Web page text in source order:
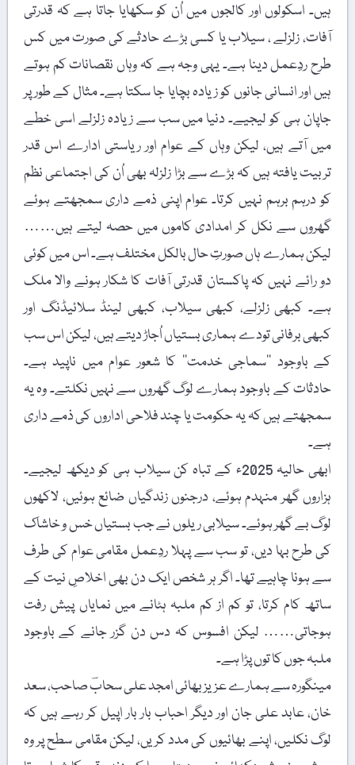
ہیں۔ اسکولوں اور کالجوں میں اُن کو سکھایا جاتا ہے کہ قدرتی
آفات، زلزلے ، سیلاب یا کسی بڑے حادثے کی صورت میں کس
طرح ردِعمل دینا ہے۔ یہی وجہ ہے کہ وہاں نقصانات کم ہوتے
ہیں اور انسانی جانوں کو زیادہ بچایا جا سکتا ہے۔ مثال کے طور پر
جاپان ہی کو لیجیے۔ دنیا میں سب سے زیادہ زلزلے اسی خطے
میں آتے ہیں، لیکن وہاں کے عوام اور ریاستی ادارے اس قدر
تربیت یافتہ ہیں کہ بڑے سے بڑا زلزلہ بھی اُن کی اجتماعی نظم
کو درہم برہم نہیں کرتا۔ عوام اپنی ذمے داری سمجھتے ہوئے
گھروں سے نکل کر امدادی کاموں میں حصہ لیتے ہیں……
لیکن ہمارے ہاں صورتِ حال بالکل مختلف ہے۔ اس میں کوئی
دو رائے نہیں کہ پاکستان قدرتی آفات کا شکار ہونے والا ملک
ہے۔ کبھی زلزلے، کبھی سیلاب، کبھی لینڈ سلائیڈنگ اور
کبھی برفانی تودے ہماری بستیاں اُجاڑ دیتے ہیں، لیکن اس سب
کے باوجود ’’سماجی خدمت‘‘ کا شعور عوام میں ناپید ہے۔
حادثات کے باوجود ہمارے لوگ گھروں سے نہیں نکلتے۔ وہ یہ
سمجھتے ہیں کہ یہ حکومت یا چند فلاحی اداروں کی ذمے داری
ہے۔
ابھی حالیہ 2025ء کے تباہ کن سیلاب ہی کو دیکھ لیجیے۔
ہزاروں گھر منہدم ہوئے، درجنوں زندگیاں ضائع ہوئیں، لاکھوں
لوگ بے گھر ہوئے۔ سیلابی ریلوں نے جب بستیاں خس و خاشاک
کی طرح بہا دیں، تو سب سے پہلا ردِعمل مقامی عوام کی طرف
سے ہونا چاہیے تھا۔ اگر ہر شخص ایک دن بھی اخلاصِ نیت کے
ساتھ کام کرتا، تو کم از کم ملبہ ہٹانے میں نمایاں پیش رفت
ہوجاتی…… لیکن افسوس کہ دس دن گزر جانے کے باوجود
ملبہ جوں کا توں پڑا ہے۔
مینگورہ سے ہمارے عزیز بھائی امجد علی سحابؔ صاحب، سعد
خان، عابد علی جان اور دیگر احباب بار بار اپیل کر رہے ہیں کہ
لوگ نکلیں، اپنے بھائیوں کی مدد کریں، لیکن مقامی سطح پر وہ